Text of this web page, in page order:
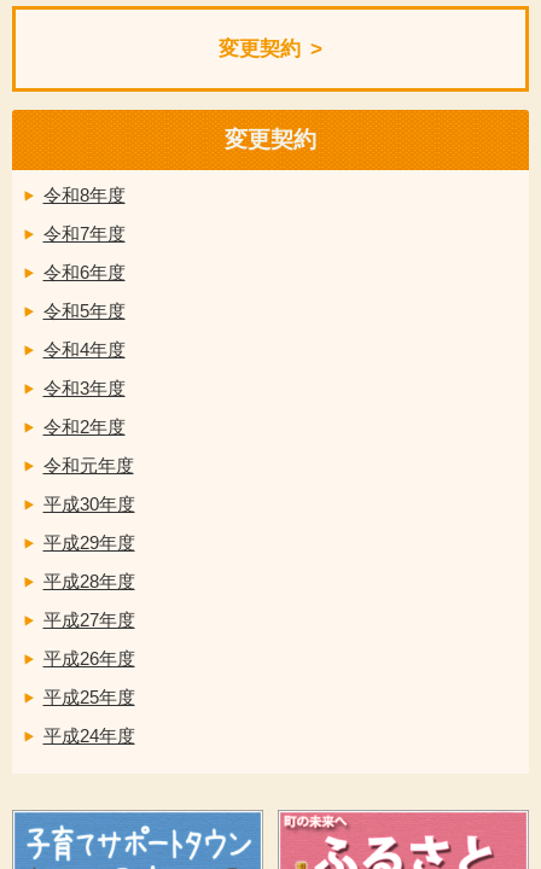
変更契約
変更契約
令和8年度
令和7年度
令和6年度
令和5年度
令和4年度
令和3年度
令和2年度
令和元年度
平成30年度
平成29年度
平成28年度
平成27年度
平成26年度
平成25年度
平成24年度